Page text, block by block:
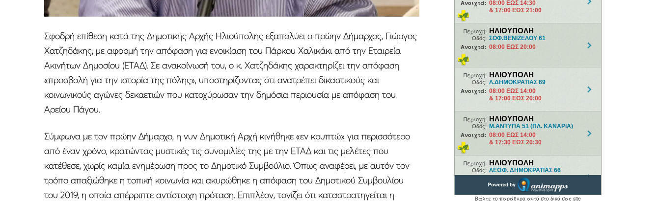
Σφοδρή επίθεση κατά της Δημοτικής Αρχής Ηλιούπολης εξαπολύει ο πρώην Δήμαρχος, Γιώργος
Χατζηδάκης, με αφορμή την απόφαση για ενοικίαση του Πάρκου Χαλικάκι από την Εταιρεία
Ακινήτων Δημοσίου (ΕΤΑΔ). Σε ανακοίνωσή του, ο κ. Χατζηδάκης χαρακτηρίζει την απόφαση
«προσβολή για την ιστορία της πόλης», υποστηρίζοντας ότι ανατρέπει δικαστικούς και
κοινωνικούς αγώνες δεκαετιών που κατοχύρωσαν την δημόσια περιουσία με απόφαση του
Αρείου Πάγου.
Σύμφωνα με τον πρώην Δήμαρχο, η νυν Δημοτική Αρχή κινήθηκε «εν κρυπτώ» για περισσότερο
από έναν χρόνο, κρατώντας μυστικές τις συνομιλίες της με την ΕΤΑΔ και τις μελέτες που
κατέθεσε, χωρίς καμία ενημέρωση προς το Δημοτικό Συμβούλιο. Όπως αναφέρει, με αυτόν τον
τρόπο απαξιώθηκε η τοπική κοινωνία και ακυρώθηκε η απόφαση του Δημοτικού Συμβουλίου
του 2019, η οποία απέρριπτε αντίστοιχη πρόταση. Επιπλέον, τονίζει ότι καταστρατηγείται η